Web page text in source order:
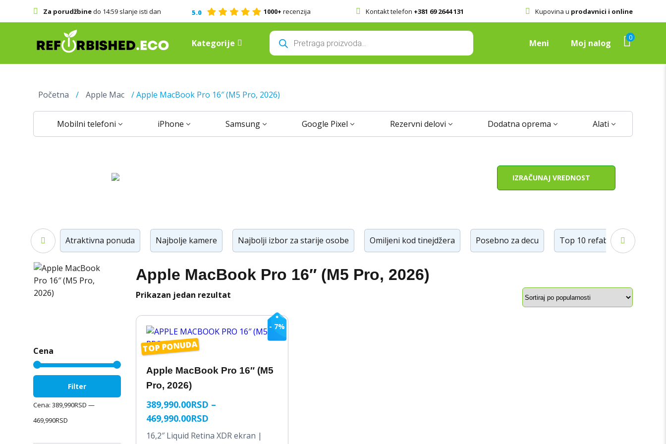
Za porudžbinedo 14:59 slanje isti dan 5.0 1000+ recenzija Kontakt telefon +381 69 2644 131 Kupovina u prodavnici i online
Kategorije
Products
search Meni Moj nalog
0
Početna / Apple Mac / Apple MacBook Pro 16″ (M5 Pro, 2026)
Mobilni telefoni iPhone Samsung Google Pixel Rezervni delovi Dodatna oprema Alati
IZRAČUNAJ VREDNOST
Veliki ekran Atraktivna ponuda Najbolje kamere Najbolji izbor za starije osobe Omiljeni kod tinejdžera Posebno za decu Top 10 refabrikovanih
Cena
cena
Maksimalna
cena
Filter
Cena: 389,990RSD —
469,990RSD
Apple MacBook Pro 16″ (M5 Pro, 2026)
Prikazan jedan rezultat
TOP PONUDA
- 7%
Apple MacBook Pro 16″ (M5
Pro, 2026)
389,990.00RSD –
469,990.00RSDRASPON
CENA:
16,2″ Liquid Retina XDR ekran |